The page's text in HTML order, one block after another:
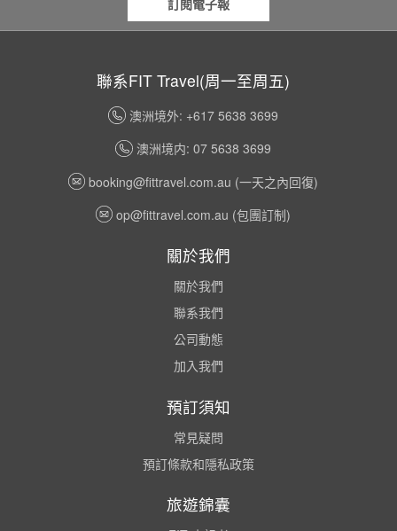
聯系FIT Travel(周一至周五)
澳洲境外: +617 5638 3699
澳洲境内: 07 5638 3699
booking@fittravel.com.au (一天之內回復)
op@fittravel.com.au (包團訂制)
關於我們
關於我們
聯系我們
公司動態
加入我們
預訂須知
常見疑問
預訂條款和隱私政策
旅遊錦囊